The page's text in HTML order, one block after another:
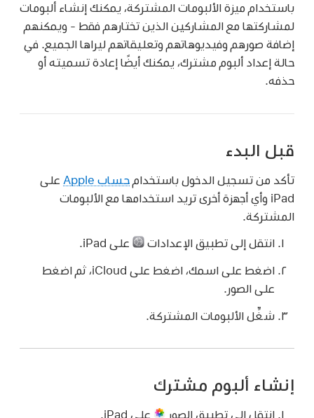
باستخدام ميزة الألبومات المشتركة، يمكنك إنشاء ألبومات
لمشاركتها مع المشاركين الذين تختارهم فقط - ويمكنهم
إضافة صورهم وفيديوهاتهم وتعليقاتهم ليراها الجميع. في
حالة إعداد ألبوم مشترك، يمكنك أيضًا إعادة تسميته أو
حذفه.
قبل البدء
تأكد من تسجيل الدخول باستخدام حساب Apple
على
iPad وأي أجهزة أخرى تريد استخدامها مع الألبومات
المشتركة.
انتقل إلى تطبيق الإعدادات على iPad.
اضغط على اسمك، اضغط على iCloud، ثم اضغط
على الصور.
شغِّل الألبومات المشتركة.
إنشاء ألبوم مشترك
انتقل إلى تطبيق الصور على iPad.